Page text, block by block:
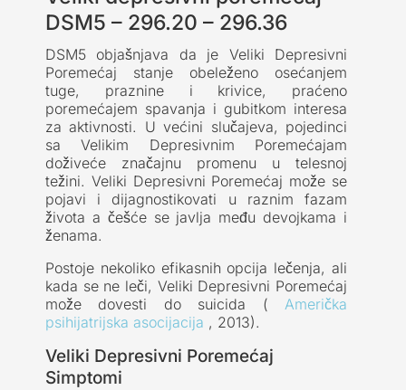
DSM5 – 296.20 – 296.36
DSM5 objašnjava da je Veliki Depresivni
Poremećaj stanje obeleženo osećanjem
tuge, praznine i krivice, praćeno
poremećajem spavanja i gubitkom interesa
za aktivnosti. U većini slučajeva, pojedinci
sa Velikim Depresivnim Poremećajam
doživeće značajnu promenu u telesnoj
težini. Veliki Depresivni Poremećaj može se
pojavi i dijagnostikovati u raznim fazam
života a češće se javlja među devojkama i
ženama.
Postoje nekoliko efikasnih opcija lečenja, ali
kada se ne leči, Veliki Depresivni Poremećaj
može dovesti do suicida ( Američka
psihijatrijska asocijacija , 2013).
Veliki Depresivni Poremećaj
Simptomi